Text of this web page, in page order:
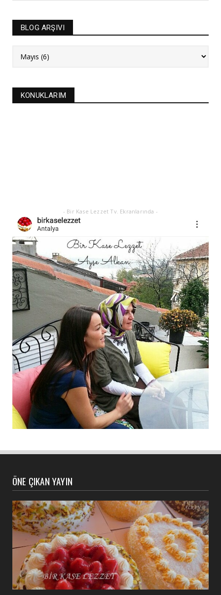
Alanya'nın düğünlerinin meşhur kurabiyesi- S
BLOG ARŞIVI
KONUKLARIM
- Bir Kase Lezzet Tv. Ekranlarında -
ÖNE ÇIKAN YAYIN